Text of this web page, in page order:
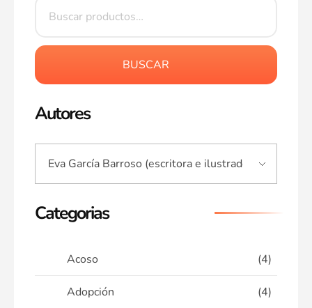
BUSCAR
Autores
Categorias
Acoso (4)
Adopción (4)